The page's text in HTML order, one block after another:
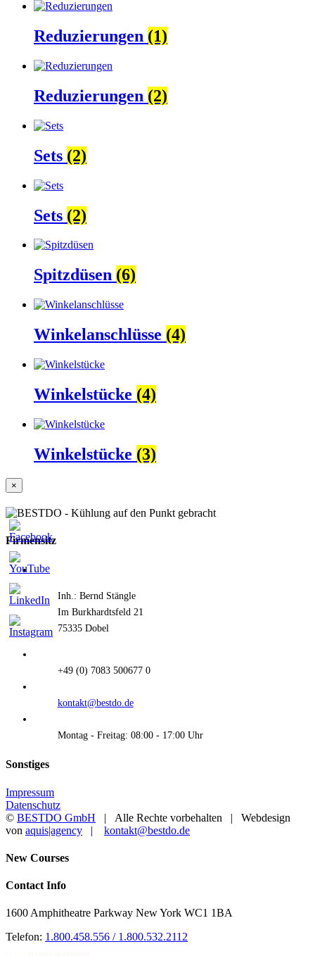
Reduzierungen (1)
Reduzierungen (2)
Sets (2)
Sets (2)
Spitzdüsen (6)
Winkelanschlüsse (4)
Winkelstücke (4)
Winkelstücke (3)
Close
product
quick
view
×
Firmensitz
Inh.: Bernd Stängle
Im Burkhardtsfeld 21
75335 Dobel
+49 (0) 7083 500677 0
kontakt@bestdo.de
Montag - Freitag: 08:00 - 17:00 Uhr
Sonstiges
Impressum
Datenschutz
© BESTDO GmbH | Alle Rechte vorbehalten | Webdesign
von aquis|agency | kontakt@bestdo.de
Toggle
Bar
New Courses
Contact Info
1600 Amphitheatre Parkway New York WC1 1BA
Telefon: 1.800.458.556 / 1.800.532.2112